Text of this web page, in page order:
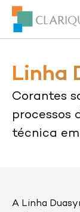
Linha
Corantes
processos
técnica
A Linha